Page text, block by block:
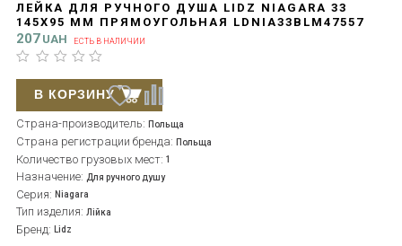
ЛЕЙКА ДЛЯ РУЧНОГО ДУША LIDZ NIAGARA 33
145X95 ММ ПРЯМОУГОЛЬНАЯ LDNIA33BLM47557
BLACK MATT
207 UAH ЕСТЬ В НАЛИЧИИ
Страна-производитель: Польща
Страна регистрации бренда: Польща
Количество грузовых мест: 1
Назначение: Для ручного душу
Серия: Niagara
Тип изделия: Лійка
Бренд: Lidz
В КОРЗИНУ